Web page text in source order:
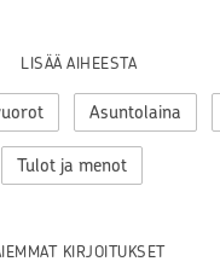
LISÄÄ AIHEESTA
Asuntolaina
Tulot ja menot
KIRJOITUKSET